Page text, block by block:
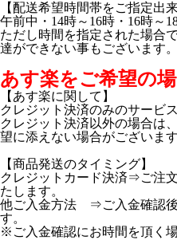
【配送希望時間帯をご指定出
午前中・14時～16時・16時～
ただし時間を指定された場合
達ができない事もございます。
あす楽をご希望の
【あす楽に関して】
クレジット決済のみのサービ
クレジット決済以外の場合は
望に添えない場合がございます
【商品発送のタイミング】
クレジットカード決済⇒ご注
たします。
他ご入金方法 ⇒ご入金確認後
す。
※ご入金確認にお時間を頂く